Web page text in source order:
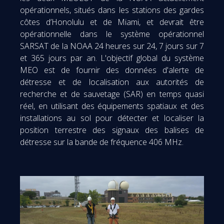
opérationnels, situés dans les stations des gardes
côtes d’Honolulu et de Miami, et devrait être
opérationnelle dans le système opérationnel
SARSAT de la NOAA 24 heures sur 24, 7 jours sur 7
et 365 jours par an. L'objectif global du système
MEO est de fournir des données d'alerte de
détresse et de localisation aux autorités de
recherche et de sauvetage (SAR) en temps quasi
réel, en utilisant des équipements spatiaux et des
installations au sol pour détecter et localiser la
position terrestre des signaux des balises de
détresse sur la bande de fréquence 406 MHz.